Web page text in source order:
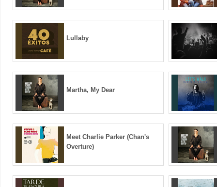
Lullaby
Martha, My Dear
Meet Charlie Parker (Chan's
Overture)